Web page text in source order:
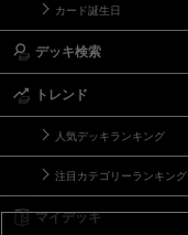
カード誕生日
デッキ検索
トレンド
人気デッキランキング
注目カテゴリーランキング
マイデッキ